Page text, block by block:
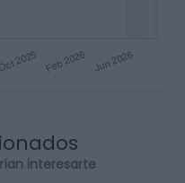
interesarte